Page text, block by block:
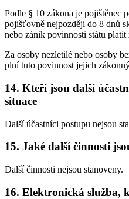
Podle § 10 zákona je pojištěnec
pojišťovně nejpozději do 8 dnů
nebo zánik povinnosti státu
Za osoby nezletilé nebo osoby
plní tuto povinnost jejich
14. Kteří jsou další
situace
Další účastníci postupu nejsou
15. Jaké další činnosti
Další činnosti nejsou stanoveny.
16. Elektronická služba,